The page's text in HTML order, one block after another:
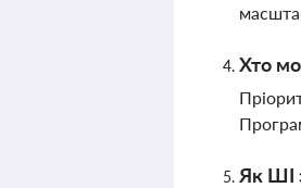
Хто
Як ШІ